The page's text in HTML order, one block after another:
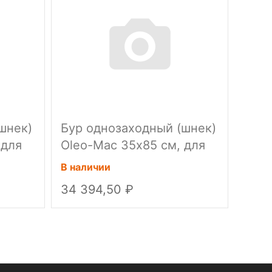
Бур однозаходный (шнек)
Oleo-Mac 35х85 см, для
MTL85R
В наличии
34 394,50